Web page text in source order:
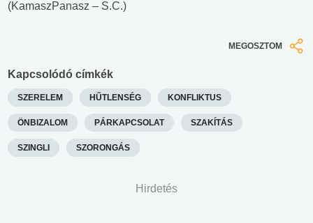
(KamaszPanasz – S.C.)
MEGOSZTOM
Kapcsolódó címkék
SZERELEM HŰTLENSÉG KONFLIKTUS
ÖNBIZALOM PÁRKAPCSOLAT SZAKÍTÁS
SZINGLI SZORONGÁS
Hirdetés